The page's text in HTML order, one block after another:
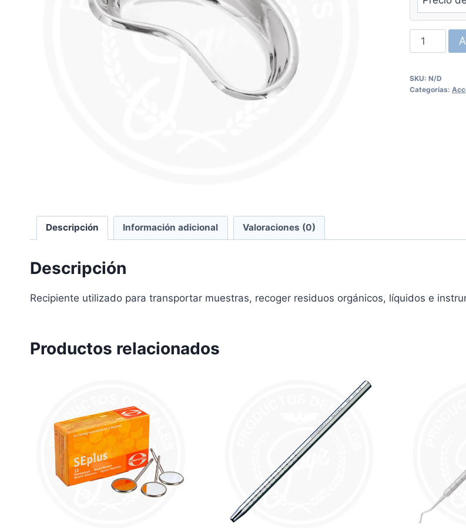
Riñonera
UNION
SKU: N/D
Categorías:
Descripción Información adicional Valoraciones (0)
Descripción
Recipiente utilizado para transportar muestras, recoger residuos orgánicos, líquidos e
Productos relacionados